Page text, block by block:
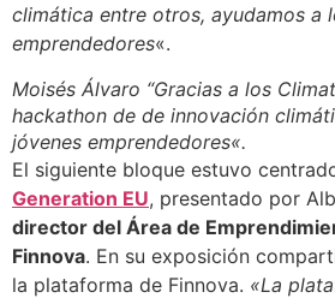
climática entre otros, ayudamos a
emprendedores«.
Moisés Álvaro “Gracias a los
hackathon de de innovación
jóvenes emprendedores«.
El siguiente bloque estuvo
Generation EU, presentado por
director del Área de
Finnova. En su exposición
la plataforma de Finnova. «La